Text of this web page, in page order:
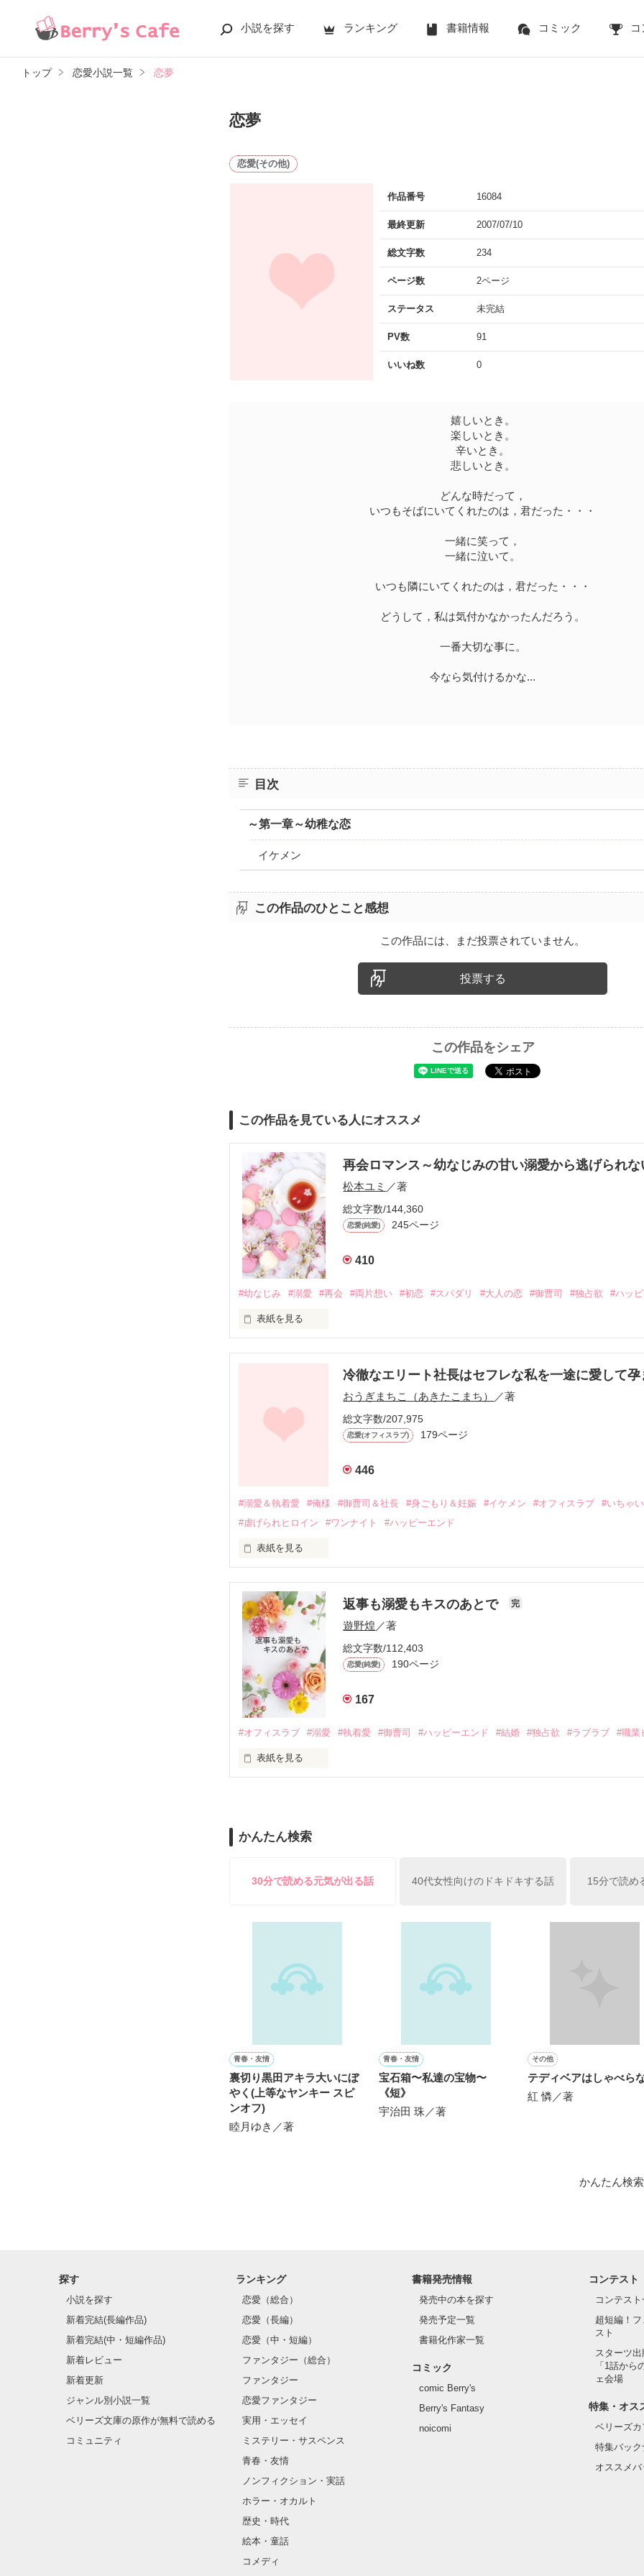
小説を探す ランキング 書籍情報 コミック コ
トップ 恋愛小説一覧 恋夢
恋夢
恋愛(その他)
作品番号 16084
最終更新 2007/07/10
総文字数 234
ページ数 2ページ
ステータス 未完結
PV数 91
いいね数 0
嬉しいとき。
楽しいとき。
辛いとき。
悲しいとき。
どんな時だって，
いつもそばにいてくれたのは，君だった・・・
一緒に笑って，
一緒に泣いて。
いつも隣にいてくれたのは，君だった・・・
どうして，私は気付かなかったんだろう。
一番大切な事に。
今なら気付けるかな...
目次
～第一章～幼稚な恋
イケメン
この作品のひとこと感想
この作品には、まだ投票されていません。
投票する
この作品をシェア
この作品を見ている人にオススメ
再会ロマンス～幼なじみの甘い溺愛から逃げられな
松本ユミ ／著
総文字数/144,360
恋愛(純愛) 245ページ
410
#幼なじみ #溺愛 #再会 #両片想い #初恋 #スパダリ #大人の恋 #御曹司 #独占欲 #ハッ
表紙を見る
しかし、ある出来事をきっかけに二人の関係は壊れてしまう。
関係修復もできないまま、美桜は両親の離婚によって
引っ越すことになり、哲平とも離れ離れになった。
そして、ひょんなことから
酔った勢いで一夜を共にしてしまった。
さらに、美桜が初めてだと知った哲平は
甘やかしてくる。
そんなある日、哲平は美桜がストーカー被害に
遭っていることを知る。
美桜を守るため、哲平は同居を提案してきて――。
夏木美桜(なつきみお)
✕
鳴海哲平 (なるみてっぺい)
止まっていたはずの二人の時間が、再び動き出す。
冷徹なエリート社長はセフレな私を一途に愛して孕
おうぎまちこ（あきたこまち） ／著
総文字数/207,975
恋愛(オフィスラブ) 179ページ
446
#溺愛＆執着愛 #俺様 #御曹司＆社長 #身ごもり＆妊娠 #イケメン #オフィスラブ
#いちゃ
#虐げられヒロイン
#ワンナイト #ハッピーエンド
表紙を見る
帰国後、美桜は新しい職場でワンナイトした美青年と再会。なんと彼の正体は、とあ
も関わらず、一族を離れて起業した新進気鋭の実業家、社内でも冷徹だと評判な社長
人だったのだ――！
なぜか恭司から飼い猫の世話係を命じられた美桜は、猫の世話を口実にしばしば呼び
返事も溺愛もキスのあとで 完
遊野煌 ／著
総文字数/112,403
恋愛(純愛) 190ページ
167
#オフィスラブ #溺愛 #執着愛 #御曹司 #ハッピーエンド #結婚 #独占欲 #ラブラブ #職業
表紙を見る
雪瀬鷹哉（29）が『──俺と結婚してくれないか』といきなりプロポーズをしてきた上
鷹哉『宜しくな、俺の雛子』🦅
シゴデキで冷徹な上司が見せる素顔は、なぜか想像以上に甘くて……🐥💓🦅
※表紙も作中使用の画像も全てフリー素材です。
※執筆期間2026.6.3〜7.20完結です。
※他サイトさんにて恋愛トレンド1位でした〜良かったら読んで頂けると嬉しいです。
かんたん検索
30分で読める元気が出る話 40代女性向けのドキドキする話 15分で読め
青春・友情
裏切り黒田アキラ大いにぼ
やく(上等なヤンキー スピ
ンオフ)
睦月ゆき／著
青春・友情
宝石箱〜私達の宝物〜
《短》
宇治田 珠／著
その他
テディベアはしゃべら
紅 憐／著
かんたん検
探す
小説を探す
新着完結(長編作品)
新着完結(中・短編作品)
新着レビュー
新着更新
ジャンル別小説一覧
ベリーズ文庫の原作が無料で読める
コミュニティ
ランキング
恋愛（総合）
恋愛（長編）
恋愛（中・短編）
ファンタジー（総合）
ファンタジー
恋愛ファンタジー
実用・エッセイ
ミステリー・サスペンス
青春・友情
ノンフィクション・実話
ホラー・オカルト
歴史・時代
絵本・童話
コメディ
書籍発売情報
発売中の本を探す
発売予定一覧
書籍化作家一覧
コミック
comic Berry's
Berry's Fantasy
noicomi
コンテスト
コンテスト
超短編！
スト
スターツ
「1話から
ェ会場
特集・オス
ベリーズ
特集バック
オススメ